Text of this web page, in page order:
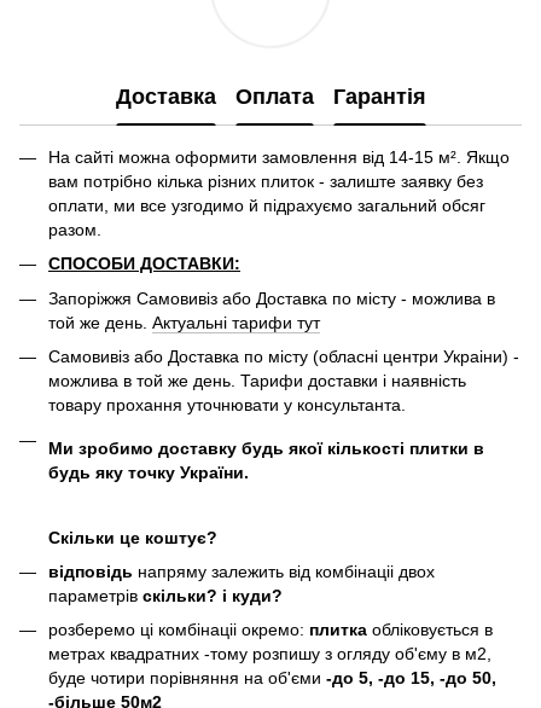
Доставка Оплата Гарантія
На сайті можна оформити замовлення від 14-15 м². Якщо
вам потрібно кілька різних плиток - залиште заявку без
оплати, ми все узгодимо й підрахуємо загальний обсяг
разом.
СПОСОБИ ДОСТАВКИ:
Запоріжжя Самовивіз або Доставка по місту - можлива в
той же день. Актуальні тарифи тут
Самовивіз або Доставка по місту (обласні центри Украіни) -
можлива в той же день. Тарифи доставки і наявність
товару прохання уточнювати у консультанта.
Ми зробимо доставку будь якої кількості плитки в
будь яку точку України.
Скільки це коштує?
відповідь напряму залежить від комбінаціі двох
параметрів скільки? і куди?
розберемо ці комбінаціі окремо: плитка обліковується в
метрах квадратних -тому розпишу з огляду об'єму в м2,
буде чотири порівняння на об'єми -до 5, -до 15, -до 50,
-більше 50м2